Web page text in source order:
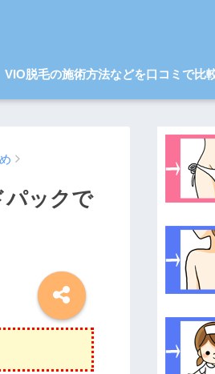
VIO脱毛の施術方法などを口コミで比
パックで